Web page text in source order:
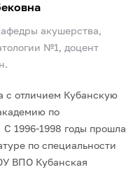
акушерства,
№1, доцент
с отличием Кубанскую
по
1996-1998 годы прошла
по специальности
ВПО Кубанская